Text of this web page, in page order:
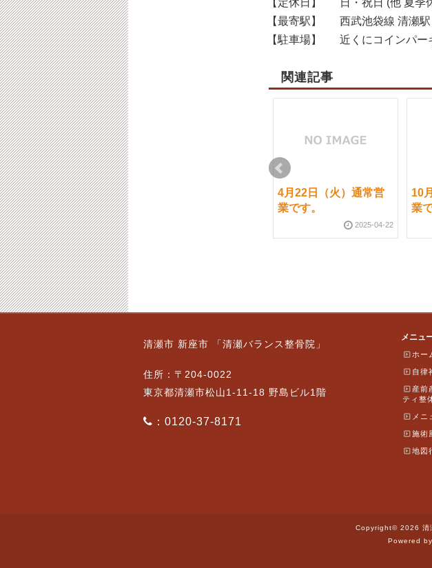
【定休日】
日・祝日 (他 夏季
【最寄駅】
西武池袋線 清瀬
【駐車場】
近くにコインパー
関連記事
10月20日（金）通常営
業です。ご予約状況
2023-10-19
4月22日（火）通常営
業です。
2025-04-22
10
業
業です。
清瀬市 新座市 「清瀬バランス整骨院」
住所：〒204-0022
東京都清瀬市松山1-11-18 野島ビル1階
：0120-37-8171
メニュ
ホー
自律
産前
ティ整
メニ
施術
地図
Copyright© 2026 清
Powered